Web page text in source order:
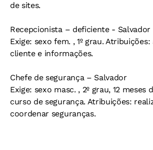
de sites.
Recepcionista – deficiente - Salvador
Exige: sexo fem. , 1º grau.
cliente e informações.
Chefe de segurança – Salvador
Exige: sexo masc. , 2º grau, 12 meses
curso de segurança. Atribuições:
coordenar seguranças.